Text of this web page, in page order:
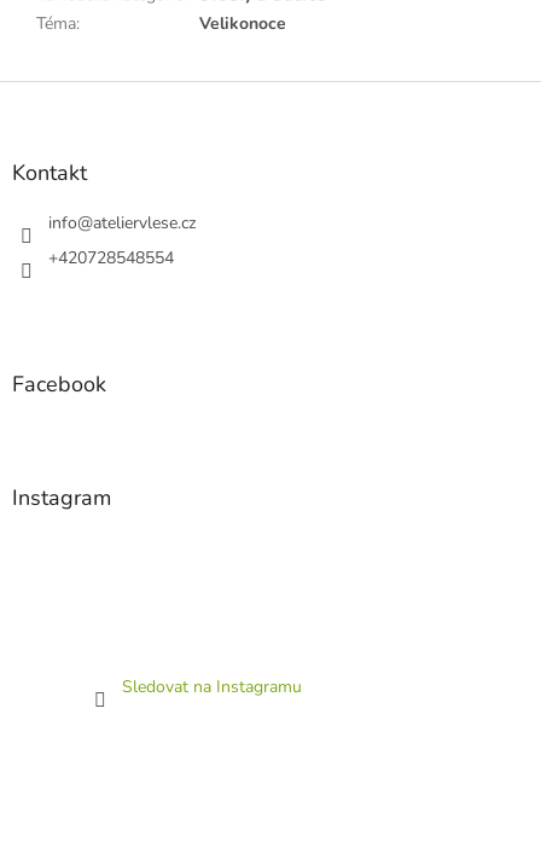
Téma: Velikonoce
Z
Kontakt
info@ateliervlese.cz
+420728548554
Facebook
Instagram
Sledovat na Instagramu